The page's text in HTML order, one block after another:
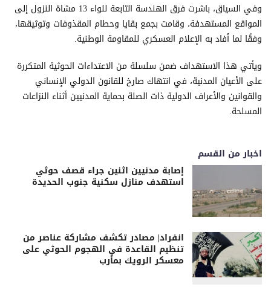
وفي السياق، باشرت فرق الهندسة التابعة للواء 13 مشاة النزول إلى
المواقع المستهدفة، وقامت بجمع بقايا وحطام المقذوفات وتوثيقها،
وفقًا لما أفاد به الإعلام العسكري للمقاومة الوطنية.
ويأتي هذا الاستهداف ضمن سلسلة من الاعتداءات الحوثية المتكررة
على الأعيان المدنية، في انتهاك صارخ للقانون الدولي الإنساني
والقوانين والأعراف الدولية ذات الصلة بحماية المدنيين أثناء النزاعات
المسلحة.
اخبار من القسم
إصابة مدنيين اثنين جراء قصف حوثي
استهدف منازل سكنية جنوب الحديدة
انفراد| مصادر تكشف مشاركة عناصر من
تنظيم القاعدة في الهجوم الحوثي على
معسكر الرويك بمأرب